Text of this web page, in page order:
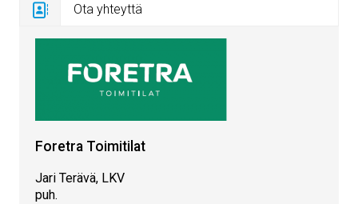
Ota yhteyttä
Foretra Toimitilat
Jari Terävä, LKV
puh.